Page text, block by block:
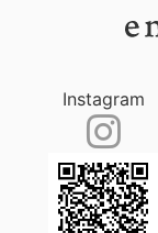
Instagram